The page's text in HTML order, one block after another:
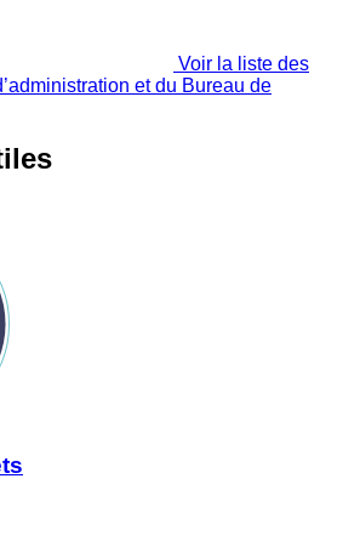
Voir la liste des
et du Bureau de